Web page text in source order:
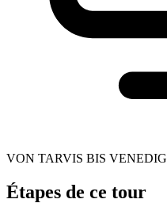
VON TARVIS BIS VENEDIG
Étapes de ce tour